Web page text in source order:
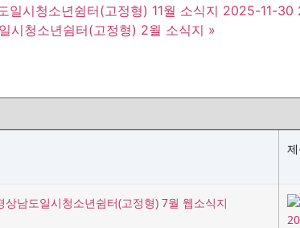
일시청소년쉼터(고정형) 11월 소식지 2025-11-30
시청소년쉼터(고정형) 2월 소식지 »